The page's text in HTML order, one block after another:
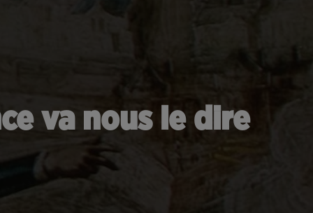
va nous le dire